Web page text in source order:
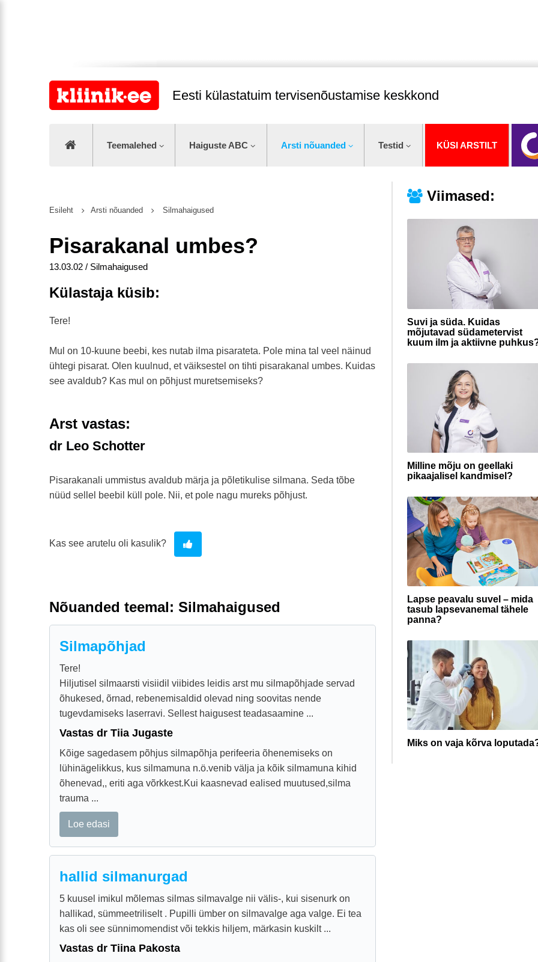
Eesti külastatuim tervisenõustamise keskkond
Teemalehed Haiguste ABC Arsti nõuanded Testid KÜSI ARSTILT
Viimased:
Suvi ja süda. Kuidas
mõjutavad südametervist
kuum ilm ja aktiivne
Milline mõju on geellaki
pikaajalisel kandmisel?
Lapse peavalu suvel – mida
tasub lapsevanemal tähele
panna?
Miks on vaja kõrva
Esileht Arsti nõuanded Silmahaigused
Pisarakanal umbes?
13.03.02 / Silmahaigused
Külastaja küsib:
Tere!
Mul on 10-kuune beebi, kes nutab ilma pisarateta. Pole mina tal veel näinud
ühtegi pisarat. Olen kuulnud, et väiksestel on tihti pisarakanal umbes. Kuidas
see avaldub? Kas mul on põhjust muretsemiseks?
Arst vastas:
dr Leo Schotter
Pisarakanali ummistus avaldub märja ja põletikulise silmana. Seda tõbe
nüüd sellel beebil küll pole. Nii, et pole nagu mureks põhjust.
Kas see arutelu oli kasulik?
Nõuanded teemal: Silmahaigused
Silmapõhjad
Tere!
Hiljutisel silmaarsti visiidil viibides leidis arst mu silmapõhjade servad
õhukesed, õrnad, rebenemisaldid olevad ning soovitas nende
tugevdamiseks laserravi. Sellest haigusest teadasaamine ...
Vastas dr Tiia Jugaste
Kõige sagedasem põhjus silmapõhja perifeeria õhenemiseks on
lühinägelikkus, kus silmamuna n.ö.venib välja ja kõik silmamuna kihid
õhenevad,, eriti aga võrkkest.Kui kaasnevad ealised muutused,silma
trauma ...
Loe edasi
hallid silmanurgad
5 kuusel imikul mõlemas silmas silmavalge nii välis-, kui sisenurk on
hallikad, sümmeetriliselt . Pupilli ümber on silmavalge aga valge. Ei tea
kas oli see sünnimomendist või tekkis hiljem, märkasin kuskilt ...
Vastas dr Tiina Pakosta